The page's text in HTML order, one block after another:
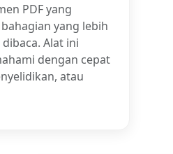
PDF yang
yang lebih
Alat ini
dengan cepat
atau